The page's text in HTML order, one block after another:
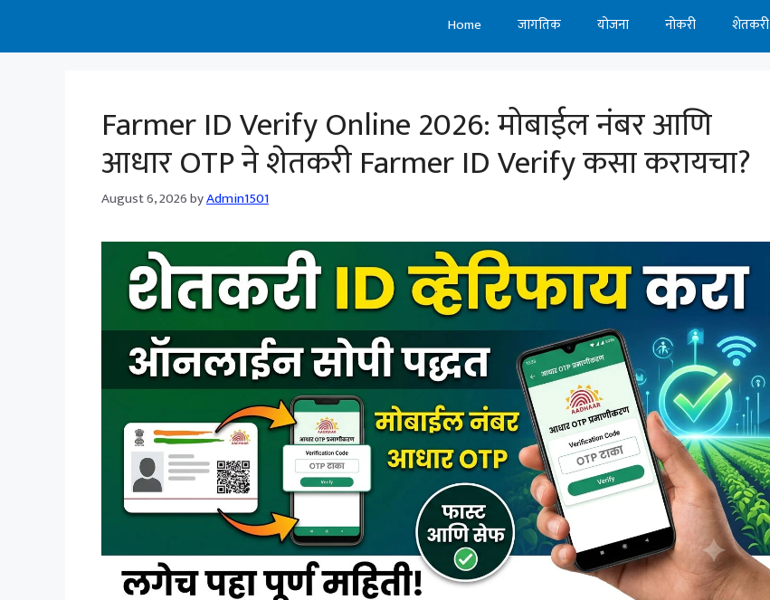
Home जागतिक योजना नोकरी शेतकरी
Farmer ID Verify Online 2026: मोबाईल नंबर आणि
आधार OTP ने शेतकरी Farmer ID Verify कसा करायचा?
August 6, 2026byAdmin1501